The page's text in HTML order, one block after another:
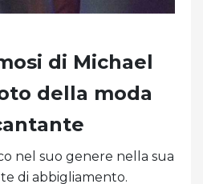
di Michael
della moda
nel suo genere nella sua
di abbigliamento.